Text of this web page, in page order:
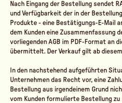
Nach Eingang der Bestellung sendet
und Verfügbarkeit der in der
Produkte - eine Bestätigungs-E-Mail
dem Kunden eine Zusammenfassung
vorliegenden AGB im PDF-Format an
übermittelt. Der Verkauf gilt ab
In den nachstehend aufgeführten
Unternehmen das Recht vor, eine
Bestellung aus irgendeinem Grund
vom Kunden formulierte Bestellung